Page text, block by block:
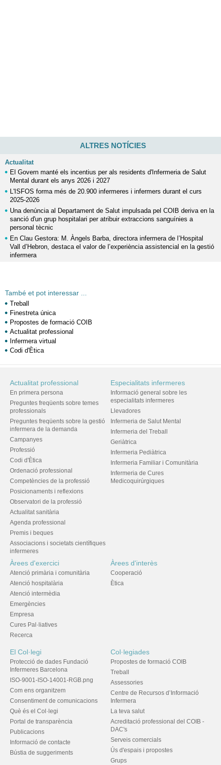
ALTRES NOTÍCIES
Actualitat
El Govern manté els incentius per als residents d'Infermeria de Salut
Mental durant els anys 2026 i 2027
L'ISFOS forma més de 20.900 infermeres i infermers durant el curs
2025-2026
Una denúncia al Departament de Salut impulsada pel COIB deriva en la
sanció d'un grup hospitalari per atribuir extraccions sanguínies a
personal tècnic
En Clau Gestora: M. Àngels Barba, directora infermera de l’Hospital
Vall d’Hebron, destaca el valor de l’experiència assistencial en la gestió
infermera
També et pot interessar ...
Treball
Finestreta única
Propostes de formació COIB
Actualitat professional
Infermera virtual
Codi d'Ètica
Actualitat professional
En primera persona
Preguntes freqüents sobre temes
professionals
Preguntes freqüents sobre la gestió
infermera de la demanda
Campanyes
Professió
Codi d'Ètica
Ordenació professional
Competències de la professió
Posicionaments i reflexions
Observatori de la professió
Actualitat sanitària
Agenda professional
Premis i beques
Associacions i societats científiques
infermeres
Especialitats infermeres
Informació general sobre les
especialitats infermeres
Llevadores
Infermeria de Salut Mental
Infermeria del Treball
Geriàtrica
Infermeria Pediàtrica
Infermeria Familiar i Comunitària
Infermeria de Cures
Medicoquirúrgiques
Àrees d'exercici
Atenció primària i comunitària
Atenció hospitalària
Atenció intermèdia
Emergències
Empresa
Cures Pal·liatives
Recerca
Àrees d'interès
Cooperació
Ètica
El Col·legi
Protecció de dades Fundació
Infermeres Barcelona
ISO-9001-ISO-14001-RGB.png
Com ens organitzem
Consentiment de comunicacions
Què és el Col·legi
Portal de transparència
Publicacions
Informació de contacte
Bústia de suggeriments
Col·legiades
Propostes de formació COIB
Treball
Assessories
Centre de Recursos d’Informació
Infermera
La teva salut
Acreditació professional del COIB -
DAC's
Serveis comercials
Ús d'espais i propostes
Grups